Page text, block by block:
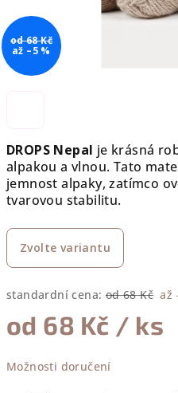
DROPS Nepal je krásná
alpakou a vlnou. Tato
jemnost alpaky, zatímco
tvarovou stabilitu.
Zvolte variantu
standardní cena: od 68 Kč až
od 68 Kč / ks
cena:
Možnosti doručení
od 68 Kč
až –5 %